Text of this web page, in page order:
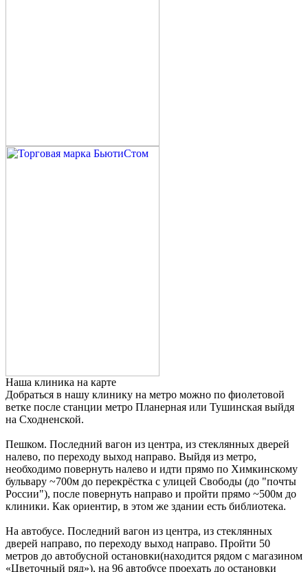
Наша клиника на карте
Добраться в нашу клинику на метро можно по фиолетовой
ветке после станции метро Планерная или Тушинская выйдя
на Сходненской.
Пешком. Последний вагон из центра, из стеклянных дверей
налево, по переходу выход направо. Выйдя из метро,
необходимо повернуть налево и идти прямо по Химкинскому
бульвару ~700м до перекрёстка с улицей Свободы (до "почты
России"), после повернуть направо и пройти прямо ~500м до
клиники. Как ориентир, в этом же здании есть библиотека.
На автобусе. Последний вагон из центра, из стеклянных
дверей направо, по переходу выход направо. Пройти 50
метров до автобусной остановки(находится рядом с магазином
«Цветочный ряд»), на 96 автобусе проехать до остановки